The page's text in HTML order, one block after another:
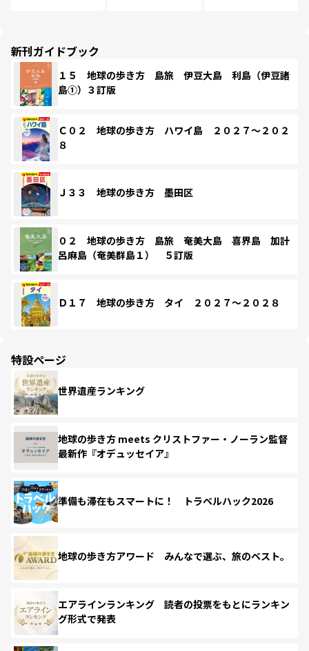
新刊ガイドブック
１５ 地球の歩き方 島旅 伊豆大島 利島（伊豆諸
島①）３訂版
Ｃ０２ 地球の歩き方 ハワイ島 ２０２７～２０２
８
Ｊ３３ 地球の歩き方 墨田区
０２ 地球の歩き方 島旅 奄美大島 喜界島 加計
呂麻島（奄美群島１） ５訂版
Ｄ１７ 地球の歩き方 タイ ２０２７～２０２８
特設ページ
世界遺産ランキング
地球の歩き方 meets クリストファー・ノーラン監督
最新作『オデュッセイア』
準備も滞在もスマートに！ トラベルハック2026
地球の歩き方アワード みんなで選ぶ、旅のベスト。
エアラインランキング 読者の投票をもとにランキン
グ形式で発表